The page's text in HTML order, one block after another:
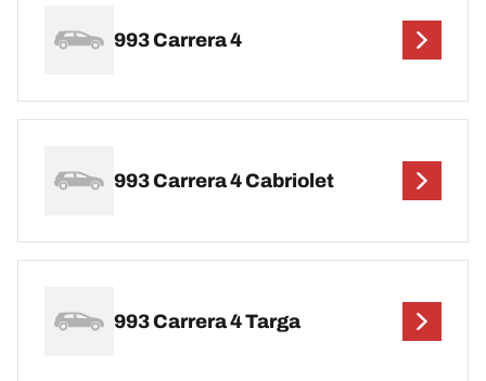
993 Carrera 4
993 Carrera 4 Cabriolet
993 Carrera 4 Targa